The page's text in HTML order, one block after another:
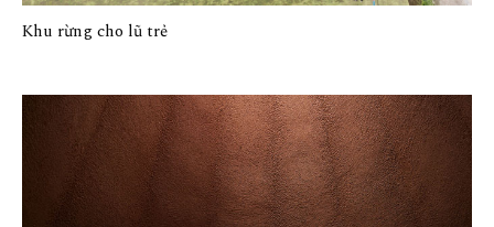
Khu rừng cho lũ trẻ